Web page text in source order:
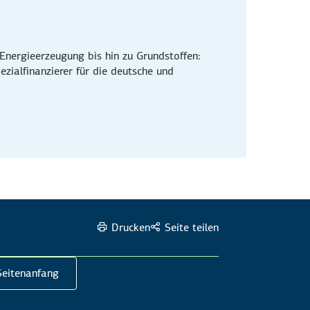
bis hin zu Grundstoffen:
für die deutsche und
Drucken Seite teilen